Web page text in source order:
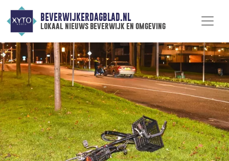
BEVERWIJKERDAGBLAD.NL
lokaal nieuws beverwijk en omgeving